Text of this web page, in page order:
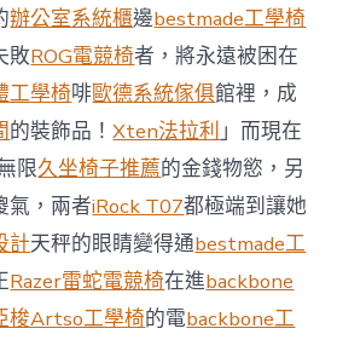
計
過
往
半
年
總
買
賣
額
近
60
億
元〉
中
辦公室系統櫃邊bestmade工學椅
敗ROG電競椅者，將永遠被困在
工學椅啡歐德系統傢俱館裡，成
的裝飾品！Xten法拉利」而現在
限久坐椅子推薦的金錢物慾，另
氣，兩者iRock T07都極端到讓她
計天秤的眼睛變得通bestmade工
Razer雷蛇電競椅在進backbone
梭Artso工學椅的電backbone工